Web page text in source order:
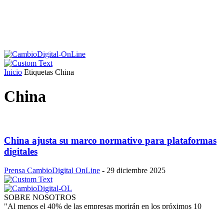
Inicio Etiquetas China
China
China ajusta su marco normativo para plataformas
digitales
Prensa CambioDigital OnLine - 29 diciembre 2025
SOBRE NOSOTROS
"Al menos el 40% de las empresas morirán en los próximos 10